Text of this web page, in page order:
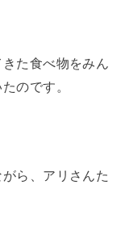
た食べ物をみん
のです。
ら、アリさんた